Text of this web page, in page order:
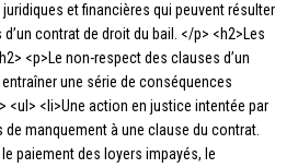
et financières qui peuvent résulter
contrat de droit du bail. </p> <h2>Les
<p>Le non-respect des clauses d’un
une série de conséquences
<ul> <li>Une action en justice intentée par
de manquement à une clause du contrat.
paiement des loyers impayés, le